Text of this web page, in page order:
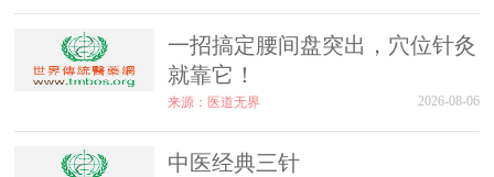
一招搞定腰间盘突出，穴位针灸
就靠它！
来源：医道无界 2026-08-06
中医经典三针